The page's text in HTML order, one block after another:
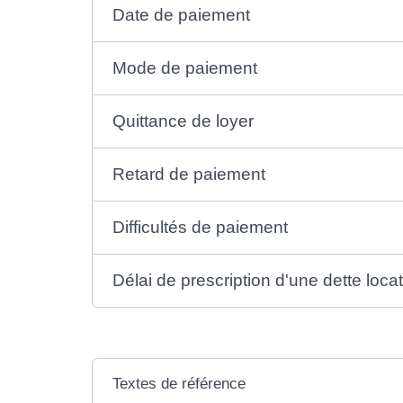
Date de paiement
Mode de paiement
Quittance de loyer
Retard de paiement
Difficultés de paiement
Délai de prescription d'une dette
Textes de référence